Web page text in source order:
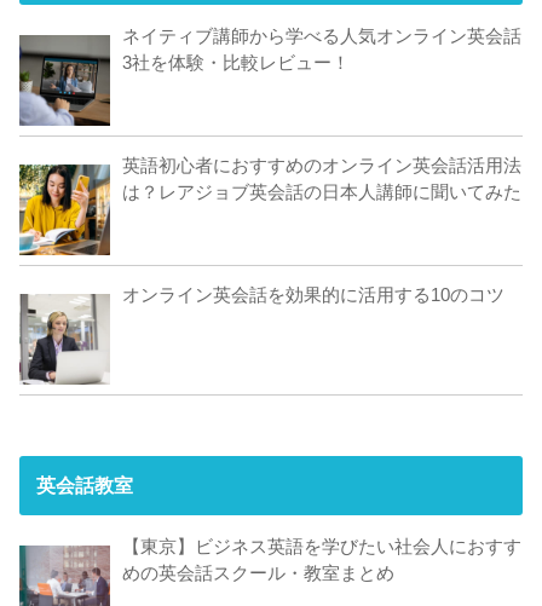
ネイティブ講師から学べる人気オンライン英会話
3社を体験・比較レビュー！
英語初心者におすすめのオンライン英会話活用法
は？レアジョブ英会話の日本人講師に聞いてみた
オンライン英会話を効果的に活用する10のコツ
英会話教室
【東京】ビジネス英語を学びたい社会人におすす
めの英会話スクール・教室まとめ